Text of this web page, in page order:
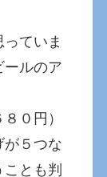
ていま
ールのア
８０円）
が５つな
とも判